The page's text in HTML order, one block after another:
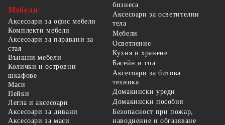
Мебели
Аксесоари за офис мебели
Комплекти мебели
Аксесоари за паравани за
стая
Външни мебели
Колички и островни
шкафове
Маси
Пейки
Легла и аксесоари
Аксесоари за дивани
Аксесоари за маси
бизнеса
Аксесоари за осветителни
тела
Мебели
Осветление
Кухня и хранене
Басейн и спа
Аксесоари за битова
техника
Домакински уреди
Домакински пособия
Безопасност при пожар,
наводнение и обгазяване